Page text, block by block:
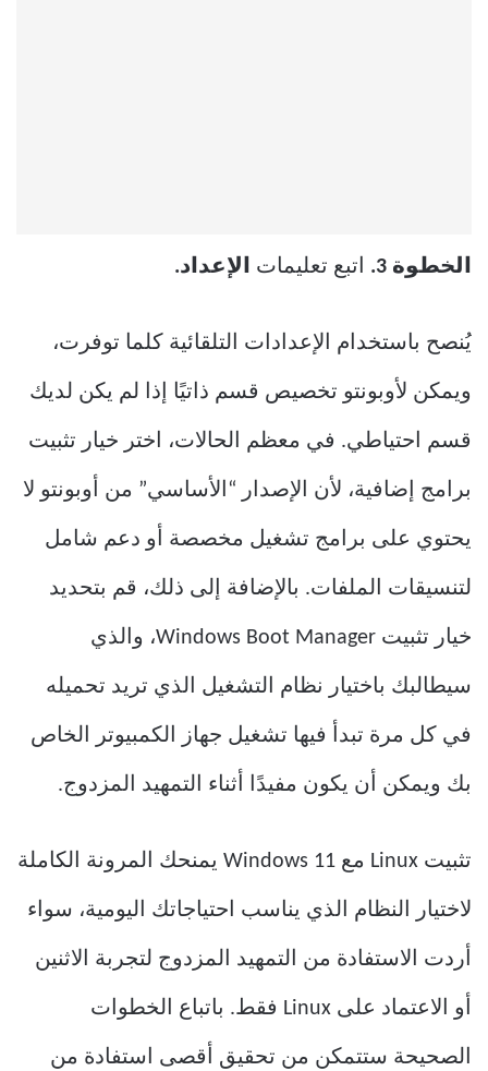
الخطوة 3. اتبع تعليمات الإعداد.
يُنصح باستخدام الإعدادات التلقائية كلما توفرت،
ويمكن لأوبونتو تخصيص قسم ذاتيًا إذا لم يكن لديك
قسم احتياطي. في معظم الحالات، اختر خيار تثبيت
برامج إضافية، لأن الإصدار “الأساسي” من أوبونتو لا
يحتوي على برامج تشغيل مخصصة أو دعم شامل
لتنسيقات الملفات. بالإضافة إلى ذلك، قم بتحديد
خيار تثبيت Windows Boot Manager، والذي
سيطالبك باختيار نظام التشغيل الذي تريد تحميله
في كل مرة تبدأ فيها تشغيل جهاز الكمبيوتر الخاص
بك ويمكن أن يكون مفيدًا أثناء التمهيد المزدوج.
تثبيت Linux مع Windows 11 يمنحك المرونة الكاملة
لاختيار النظام الذي يناسب احتياجاتك اليومية، سواء
أردت الاستفادة من التمهيد المزدوج لتجربة الاثنين
أو الاعتماد على Linux فقط. باتباع الخطوات
الصحيحة ستتمكن من تحقيق أقصى استفادة من